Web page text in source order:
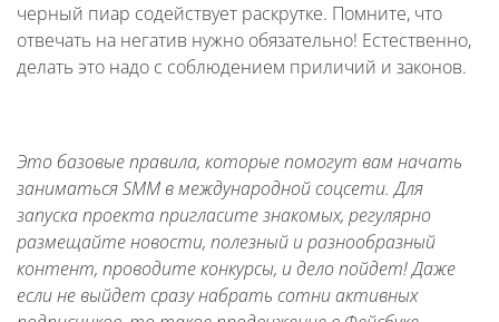
черный пиар содействует раскрутке. Помните, что
отвечать на негатив нужно обязательно! Естественно,
делать это надо с соблюдением приличий и законов.
Это базовые правила, которые помогут вам начать
заниматься SMM в международной соцсети. Для
запуска проекта пригласите знакомых, регулярно
размещайте новости, полезный и разнообразный
контент, проводите конкурсы, и дело пойдет! Даже
если не выйдет сразу набрать сотни активных